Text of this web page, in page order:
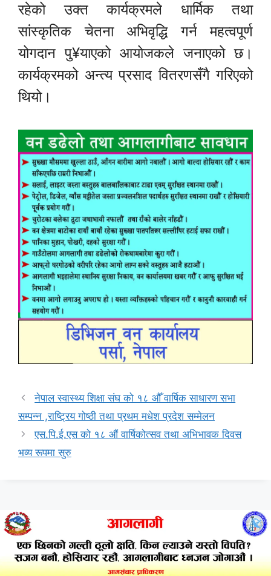
रहेको उक्त कार्यक्रमले धार्मिक तथा
सांस्कृतिक चेतना अभिवृद्धि गर्न महत्वपूर्ण
योगदान पु¥याएको आयोजकले जनाएको छ।
कार्यक्रमको अन्त्य प्रसाद वितरणसँगै गरिएको
थियो।
नेपाल स्वास्थ्य शिक्षा संघ को १८ औँ वार्षिक साधारण सभा
सम्पन्न ,राष्ट्रिय गोष्ठी तथा प्रथम मधेश प्रदेश सम्मेलन
एस.पि.ई.एस को १८ औं वार्षिकोत्सव तथा अभिभावक दिवस
भव्य रूपमा सुरु